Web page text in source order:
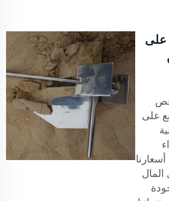
على
على
المال